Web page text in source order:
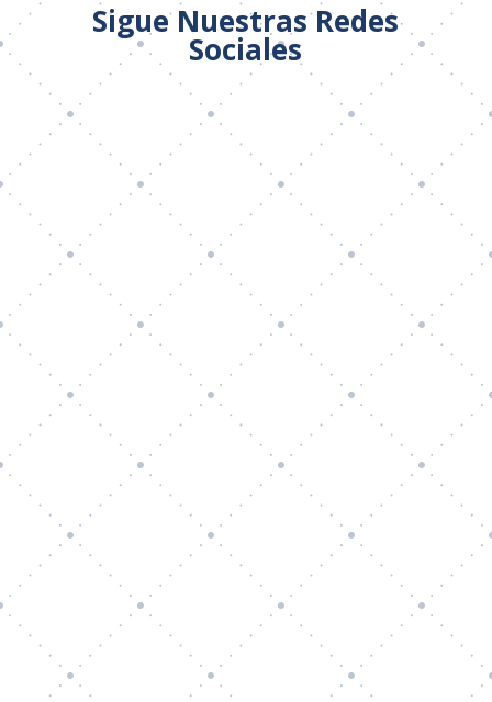
Sigue Nuestras Redes
Sociales